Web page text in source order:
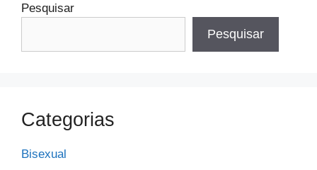
Pesquisar
Pesquisar
Categorias
Bisexual